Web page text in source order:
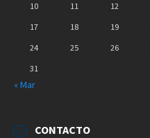
10
11 12
17
18 19
24
25 26
31
« Mar
CONTACTO